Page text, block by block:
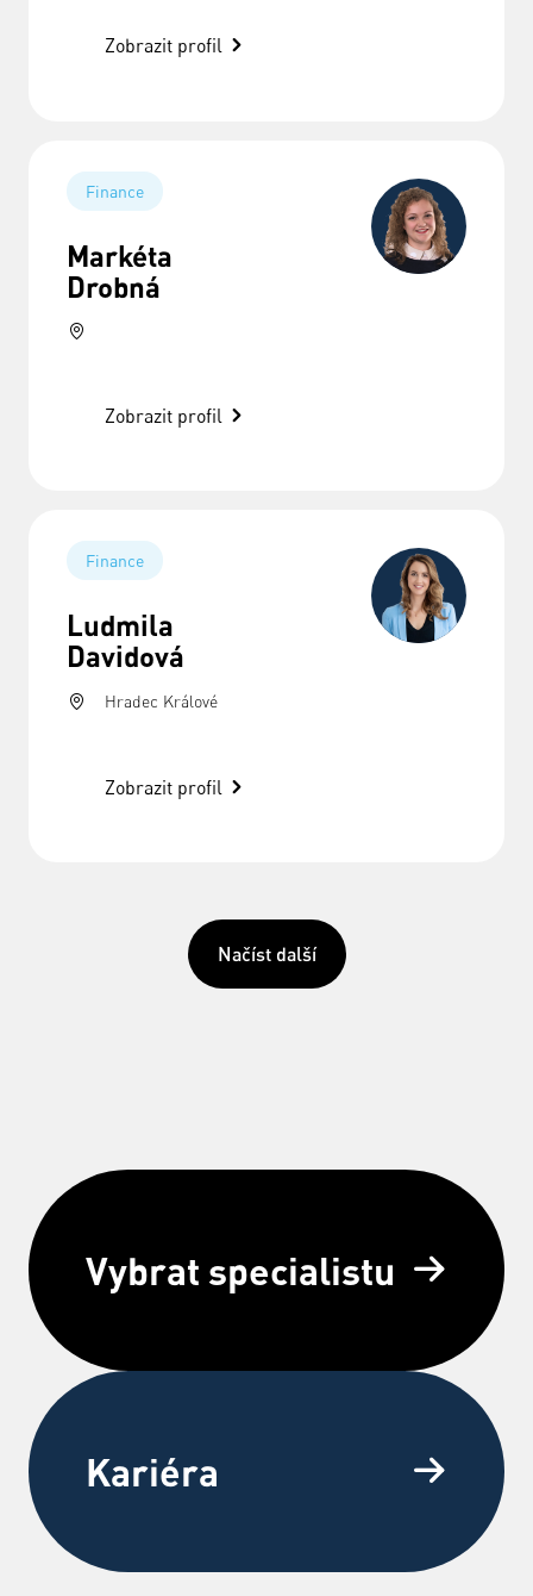
Zobrazit profil
Finance
Markéta
Drobná
Zobrazit profil
Finance
Ludmila
Davidová
Hradec Králové
Zobrazit profil
Načíst další
Vybrat specialistu
Kariéra